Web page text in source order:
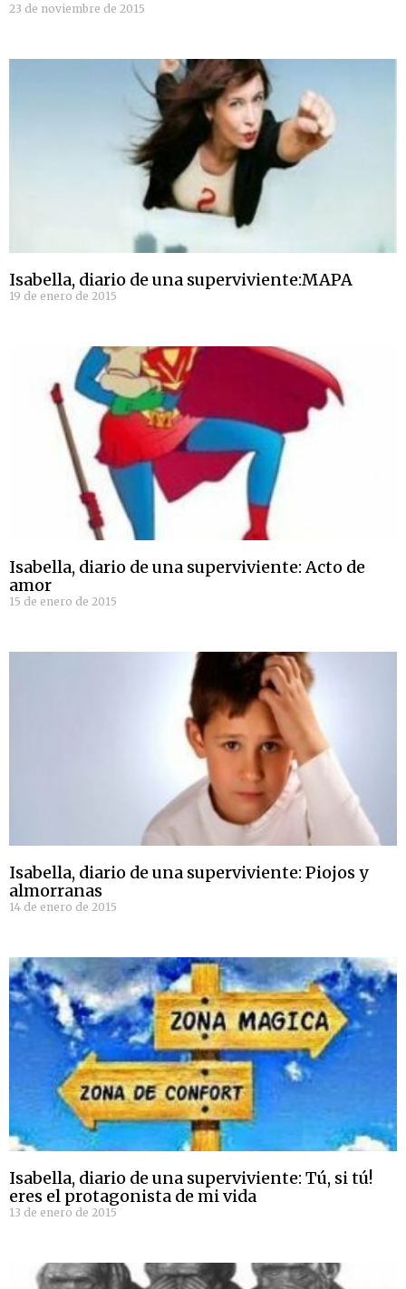
23 de noviembre de 2015
Isabella, diario de una superviviente:MAPA
19 de enero de 2015
Isabella, diario de una superviviente: Acto de
amor
15 de enero de 2015
Isabella, diario de una superviviente: Piojos y
almorranas
14 de enero de 2015
Isabella, diario de una superviviente: Tú, si tú!
eres el protagonista de mi vida
13 de enero de 2015